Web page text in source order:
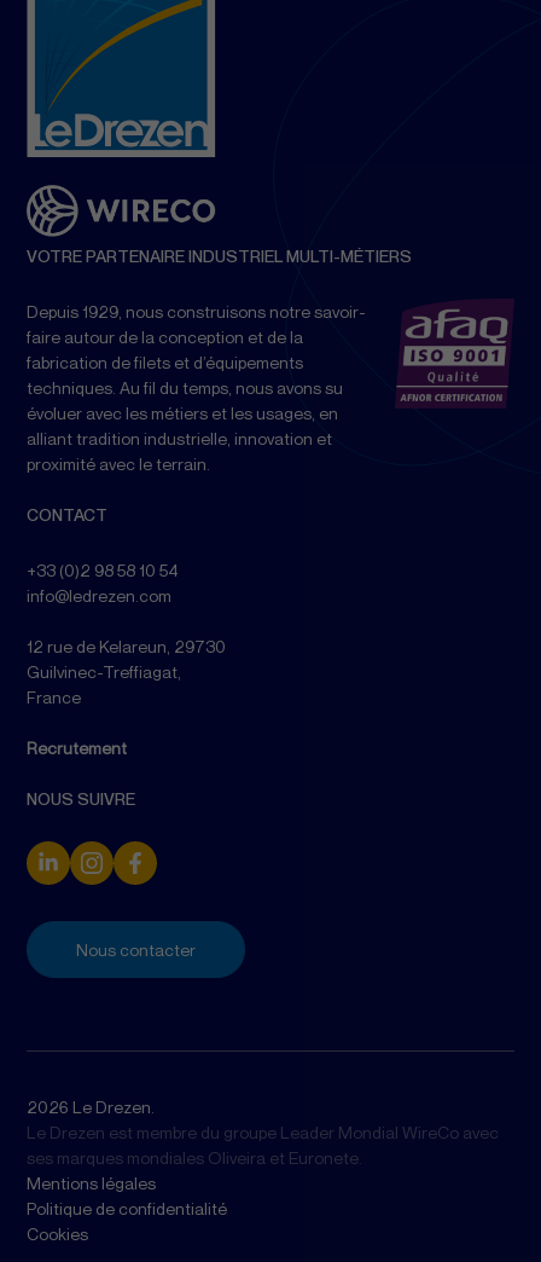
VOTRE PARTENAIRE INDUSTRIEL MULTI-MÉTIERS
Depuis 1929, nous construisons notre savoir-
faire autour de la conception et de la
fabrication de filets et d’équipements
techniques. Au fil du temps, nous avons su
évoluer avec les métiers et les usages, en
alliant tradition industrielle, innovation et
proximité avec le terrain.
CONTACT
+33 (0)2 98 58 10 54
info@ledrezen.com
12 rue de Kelareun, 29730
Guilvinec-Treffiagat,
France
Recrutement
NOUS SUIVRE
Nous contacter
2026 Le Drezen.
Le Drezen est membre du groupe Leader Mondial WireCo avec
ses marques mondiales Oliveira et Euronete.
Mentions légales
Politique de confidentialité
Cookies